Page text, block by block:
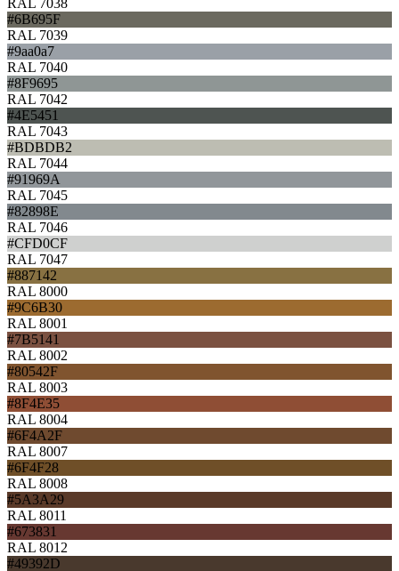
#6B695F
RAL 7039
#9aa0a7
RAL 7040
#8F9695
RAL 7042
#4E5451
RAL 7043
#BDBDB2
RAL 7044
#91969A
RAL 7045
#82898E
RAL 7046
#CFD0CF
RAL 7047
#887142
RAL 8000
#9C6B30
RAL 8001
#7B5141
RAL 8002
#80542F
RAL 8003
#8F4E35
RAL 8004
#6F4A2F
RAL 8007
#6F4F28
RAL 8008
#5A3A29
RAL 8011
#673831
RAL 8012
#49392D